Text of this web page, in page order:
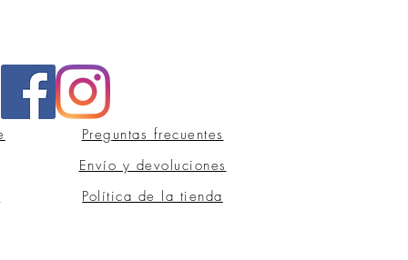
Preguntas frecuentes
Envío y devoluciones
Política de la tienda